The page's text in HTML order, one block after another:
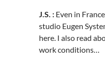
J.S. : Even in
studio Eugen
here. I also read
work conditions…